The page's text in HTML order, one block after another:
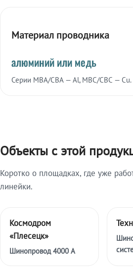
Материал проводника
алюминий или медь
Серии МВА/СВА — Al, МВС/СВС — Cu.
Объекты с этой
Коротко о площадках, где уже
линейки.
Космодром
«Плесецк»
Шинопровод 4000 А